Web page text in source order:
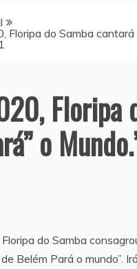
do Samba cantará
Floripa
o
do Samba
Belém Pará o mundo”.